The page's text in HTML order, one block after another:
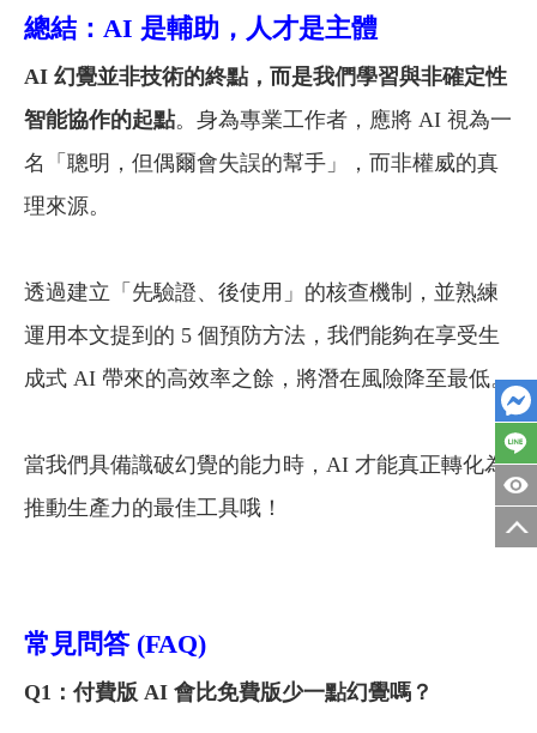
總結：AI 是輔助，人才是主體
AI 幻覺並非技術的終點，而是我們學習與非確定性
智能協作的起點。身為專業工作者，應將 AI 視為一
名「聰明，但偶爾會失誤的幫手」，而非權威的真
理來源。
透過建立「先驗證、後使用」的核查機制，並熟練
運用本文提到的 5 個預防方法，我們能夠在享受生
成式 AI 帶來的高效率之餘，將潛在風險降至最低。
當我們具備識破幻覺的能力時，AI 才能真正轉化為
推動生產力的最佳工具哦！
常見問答 (FAQ)
Q1：付費版 AI 會比免費版少一點幻覺嗎？